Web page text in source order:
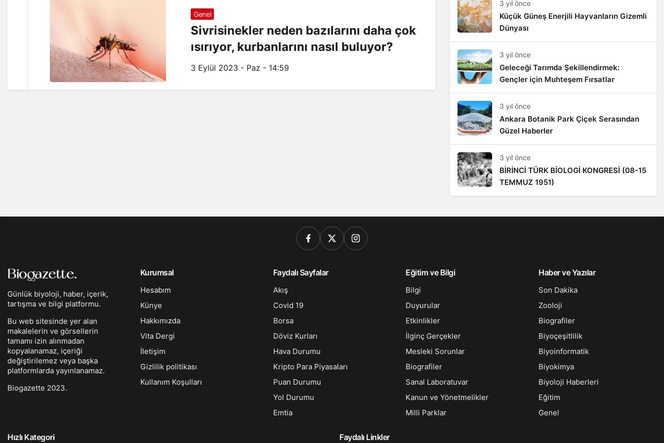
Genel
Sivrisinekler neden bazılarını daha çok
ısırıyor, kurbanlarını nasıl buluyor?
3 Eylül 2023 - Paz - 14:59
3 yıl önce
Küçük Güneş Enerjili Hayvanların Gizemli
Dünyası
3 yıl önce
Geleceği Tarımda Şekillendirmek:
Gençler için Muhteşem Fırsatlar
3 yıl önce
Ankara Botanik Park Çiçek Serasından
Güzel Haberler
3 yıl önce
BİRİNCİ TÜRK BİOLOGİ KONGRESİ (08-15
TEMMUZ 1951)
Günlük biyoloji, haber, içerik,
tartışma ve bilgi platformu.
Bu web sitesinde yer alan
makalelerin ve görsellerin
tamamı izin alınmadan
kopyalanamaz, içeriği
değiştirilemez veya başka
platformlarda yayınlanamaz.
Biogazette 2023.
Kurumsal
Hesabım
Künye
Hakkımızda
Vita Dergi
İletişim
Gizlilik politikası
Kullanım Koşulları
Faydalı Sayfalar
Akış
Covid 19
Borsa
Döviz Kurları
Hava Durumu
Kripto Para Piyasaları
Puan Durumu
Yol Durumu
Emtia
Eğitim ve Bilgi
Bilgi
Duyurular
Etkinlikler
İlginç Gerçekler
Mesleki Sorunlar
Biografiler
Sanal Laboratuvar
Kanun ve Yönetmelikler
Milli Parklar
Haber ve Yazılar
Son Dakika
Zooloji
Biografiler
Biyoçeşitlilik
Biyoinformatik
Biyokimya
Biyoloji Haberleri
Eğitim
Genel
Hızlı Kategori Faydalı Linkler